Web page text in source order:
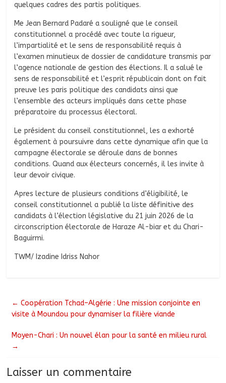
quelques cadres des partis politiques.
Me Jean Bernard Padaré a souligné que le conseil
constitutionnel a procédé avec toute la rigueur,
l’impartialité et le sens de responsabilité requis à
l’examen minutieux de dossier de candidature transmis par
l’agence nationale de gestion des élections. Il a salué le
sens de responsabilité et l’esprit républicain dont on fait
preuve les paris politique des candidats ainsi que
l’ensemble des acteurs impliqués dans cette phase
préparatoire du processus électoral.
Le président du conseil constitutionnel, les a exhorté
également à poursuivre dans cette dynamique afin que la
campagne électorale se déroule dans de bonnes
conditions. Quand aux électeurs concernés, il les invite à
leur devoir civique.
Apres lecture de plusieurs conditions d’éligibilité, le
conseil constitutionnel a publié la liste définitive des
candidats à l’élection législative du 21 juin 2026 de la
circonscription électorale de Haraze Al-biar et du Chari-
Baguirmi.
TWM/ Izadine Idriss Nahor
← Coopération Tchad–Algérie : Une mission conjointe en
visite à Moundou pour dynamiser la filière viande
Moyen-Chari : Un nouvel élan pour la santé en milieu rural
→
Laisser un commentaire